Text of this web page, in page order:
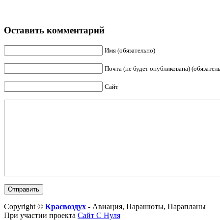
Оставить комментарий
Имя (обязательно)
Почта (не будет опубликована)
Сайт
Copyright © Красвоздух - Авиация, Парашюты, Парапланы
При участии проекта Сайт С Нуля